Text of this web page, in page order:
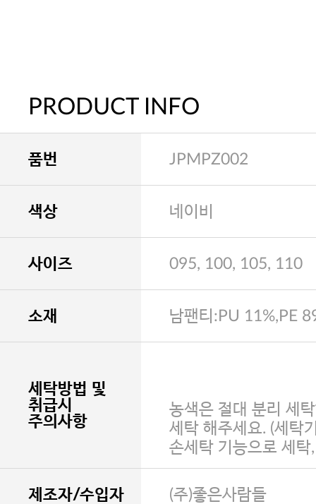
PRODUCT INFO
품번 JPMPZ002
색상 네이비
사이즈 095, 100, 105, 110
소재 남팬티:PU 11%,PE
세탁방법 및
취급시
주의사항
농색은 절대 분리 세
세탁 해주세요. (세탁
손세탁 기능으로 세탁
제조자/수입자 (주)좋은사람들